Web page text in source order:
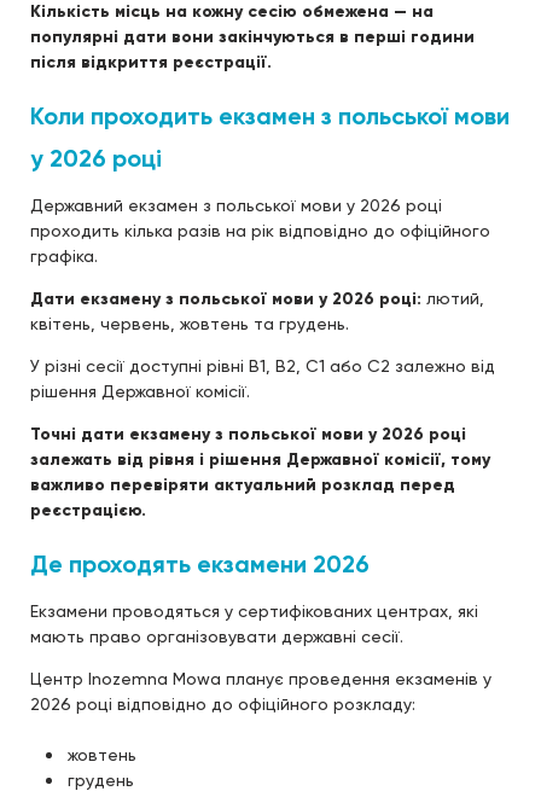
Кількість місць на кожну сесію обмежена — на
популярні дати вони закінчуються в перші години
після відкриття реєстрації.
Коли проходить екзамен з польської мови
у 2026 році
Державний екзамен з польської мови у 2026 році
проходить кілька разів на рік відповідно до офіційного
графіка.
Дати екзамену з польської мови у 2026 році: лютий,
квітень, червень, жовтень та грудень.
У різні сесії доступні рівні B1, B2, C1 або C2 залежно від
рішення Державної комісії.
Точні дати екзамену з польської мови у 2026 році
залежать від рівня і рішення Державної комісії, тому
важливо перевіряти актуальний розклад перед
реєстрацією.
Де проходять екзамени 2026
Екзамени проводяться у сертифікованих центрах, які
мають право організовувати державні сесії.
Центр Inozemna Mowa планує проведення екзаменів у
2026 році відповідно до офіційного розкладу:
жовтень
грудень